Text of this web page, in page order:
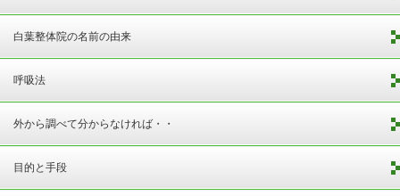
白葉整体院の名前の由来
呼吸法
外から調べて分からなければ・・
目的と手段